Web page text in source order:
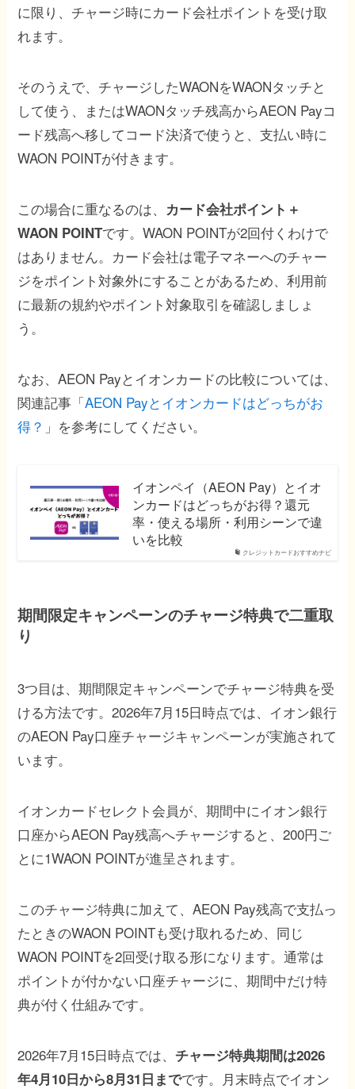
に限り、チャージ時にカード会社ポイントを受け取
れます。
そのうえで、チャージしたWAONをWAONタッチと
して使う、またはWAONタッチ残高からAEON Payコ
ード残高へ移してコード決済で使うと、支払い時に
WAON POINTが付きます。
この場合に重なるのは、 カード会社ポイント＋
WAON POINTです。WAON POINTが2回付くわけで
はありません。カード会社は電子マネーへのチャー
ジをポイント対象外にすることがあるため、利用前
に最新の規約やポイント対象取引を確認しましょ
う。
なお、AEON Payとイオンカードの比較については、
関連記事「AEON Payとイオンカードはどっちがお
得？ 」を参考にしてください。
クレジットカードおすすめナビ
イオンペイ（AEON Pay）とイオ
ンカードはどっちがお得？還元
率・使える場所・利用シーンで違
いを比較
期間限定キャンペーンのチャージ特典で二重取
り
3つ目は、期間限定キャンペーンでチャージ特典を受
ける方法です。2026年7月15日時点では、イオン銀行
のAEON Pay口座チャージキャンペーンが実施されて
います。
イオンカードセレクト会員が、期間中にイオン銀行
口座からAEON Pay残高へチャージすると、200円ご
とに1WAON POINTが進呈されます。
このチャージ特典に加えて、AEON Pay残高で支払っ
たときのWAON POINTも受け取れるため、同じ
WAON POINTを2回受け取る形になります。通常は
ポイントが付かない口座チャージに、期間中だけ特
典が付く仕組みです。
2026年7月15日時点では、チャージ特典期間は2026
年4月10日から8月31日までです。月末時点でイオン